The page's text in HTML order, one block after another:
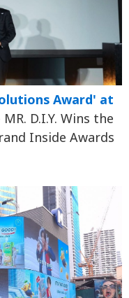
Award' at
D.I.Y. Wins the
Inside Awards